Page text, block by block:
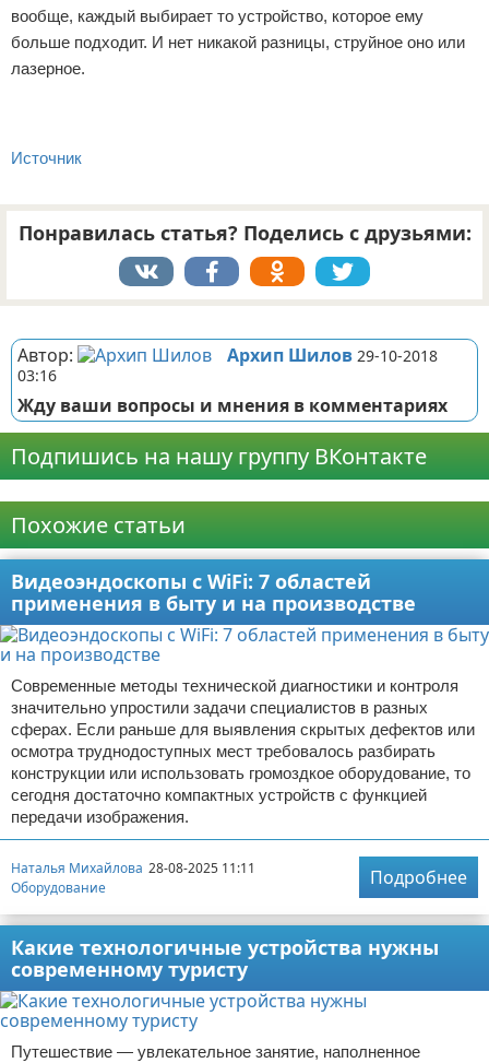
вообще, каждый выбирает то устройство, которое ему
больше подходит. И нет никакой разницы, струйное оно или
лазерное.
Источник
Понравилась статья? Поделись с друзьями:
Автор: Архип Шилов 29-10-2018
03:16
Жду ваши вопросы и мнения в комментариях
Подпишись на нашу группу ВКонтакте
Похожие статьи
Видеоэндоскопы с WiFi: 7 областей
применения в быту и на производстве
Современные методы технической диагностики и контроля
значительно упростили задачи специалистов в разных
сферах. Если раньше для выявления скрытых дефектов или
осмотра труднодоступных мест требовалось разбирать
конструкции или использовать громоздкое оборудование, то
сегодня достаточно компактных устройств с функцией
передачи изображения.
Наталья Михайлова 28-08-2025 11:11
Оборудование
Подробнее
Какие технологичные устройства нужны
современному туристу
Путешествие — увлекательное занятие, наполненное